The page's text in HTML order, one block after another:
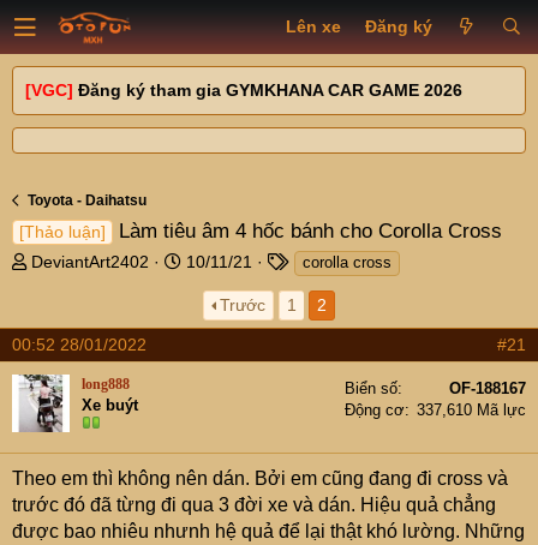
Lên xe Đăng ký
[VGC] Đăng ký tham gia GYMKHANA CAR GAME 2026
Toyota - Daihatsu
[Thảo luận] Làm tiêu âm 4 hốc bánh cho Corolla Cross
T
e
a
d
s
t
t
e
r
DeviantArt2402
N
y
10/11/21
T
g
s
corolla cross
Trước 1 2
00:52 28/01/2022 #21
long888
Xe buýt
Biển số
OF-188167
Động cơ
337,610 Mã lực
Theo em thì không nên dán. Bởi em cũng đang đi cross và
trước đó đã từng đi qua 3 đời xe và dán. Hiệu quả chẳng
được bao nhiêu nhưnh hệ quả để lại thật khó lường. Những